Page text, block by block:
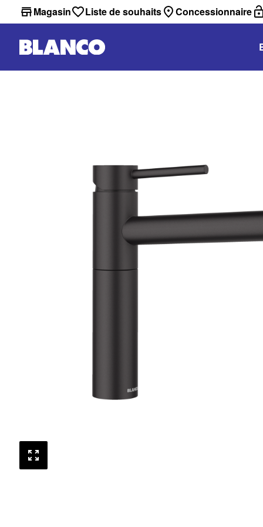
Magasin Liste de souhaits Concessionnaire